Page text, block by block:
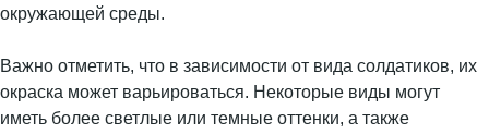
окружающей среды.
Важно отметить, что в зависимости от вида солдатиков, их
окраска может варьироваться. Некоторые виды могут
иметь более светлые или темные оттенки, а также